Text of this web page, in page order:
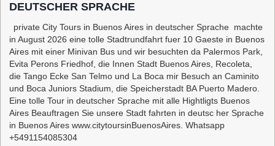
DEUTSCHER SPRACHE
private City Tours in Buenos Aires in deutscher Sprache machte
in August 2026 eine tolle Stadtrundfahrt fuer 10 Gaeste in Buenos
Aires mit einer Minivan Bus und wir besuchten da Palermos Park,
Evita Perons Friedhof, die Innen Stadt Buenos Aires, Recoleta,
die Tango Ecke San Telmo und La Boca mir Besuch an Caminito
und Boca Juniors Stadium, die Speicherstadt BA Puerto Madero.
Eine tolle Tour in deutscher Sprache mit alle Hightligts Buenos
Aires Beauftragen Sie unsere Stadt fahrten in deutsc her Sprache
in Buenos Aires www.citytoursinBuenosAires. Whatsapp
+5491154085304